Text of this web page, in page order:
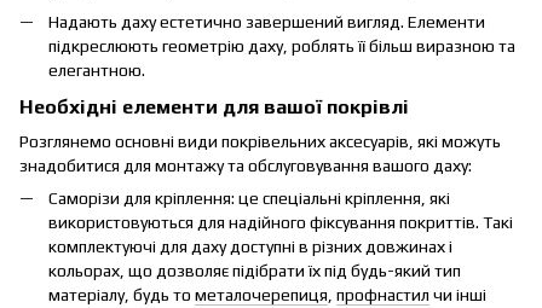
Надають даху естетично завершений вигляд. Елементи
підкреслюють геометрію даху, роблять її більш виразною та
елегантною.
Необхідні елементи для вашої покрівлі
Розглянемо основні види покрівельних аксесуарів, які можуть
знадобитися для монтажу та обслуговування вашого даху:
Саморізи для кріплення: це спеціальні кріплення, які
використовуються для надійного фіксування покриттів. Такі
комплектуючі для даху доступні в різних довжинах і
кольорах, що дозволяє підібрати їх під будь-який тип
матеріалу, будь то металочерепиця профнастил чи інші